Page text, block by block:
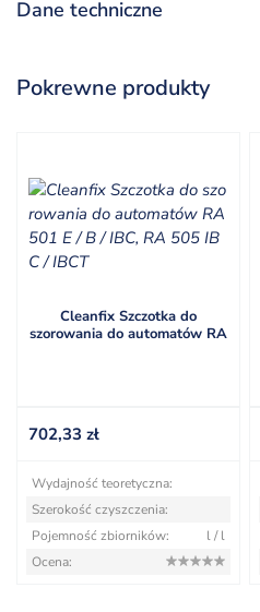
Dane techniczne
Pokrewne produkty
Cleanfix Szczotka do
szorowania do automatów RA
702,33 zł
Wydajność teoretyczna:
Szerokość czyszczenia:
Pojemność zbiorników:
l / l
Ocena: